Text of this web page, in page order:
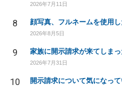
2026年7月11日
8
2026年8月5日
9 家族に開示請求が来てしま
2026年7月31日
10 開示請求について気になっ